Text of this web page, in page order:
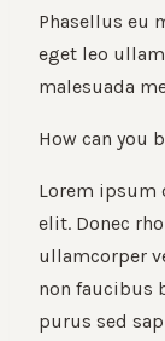
Phasellus eu
eget leo
malesuada
How can you
Lorem ipsum
elit. Donec
ullamcorper
non faucibus
purus sed